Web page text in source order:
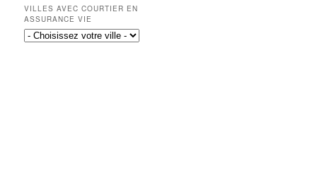
VILLES AVEC COURTIER EN
ASSURANCE VIE